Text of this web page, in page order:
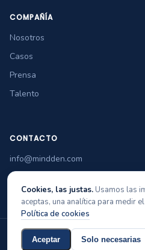
COMPAÑÍA
Nosotros
Casos
Prensa
Talento
CONTACTO
info@mindden.com
+34 965 349 770
Política de calidad
Cookies, las justas. Usamos las
aceptas, una analítica para medir
Política de cookies
Aceptar Solo necesarias